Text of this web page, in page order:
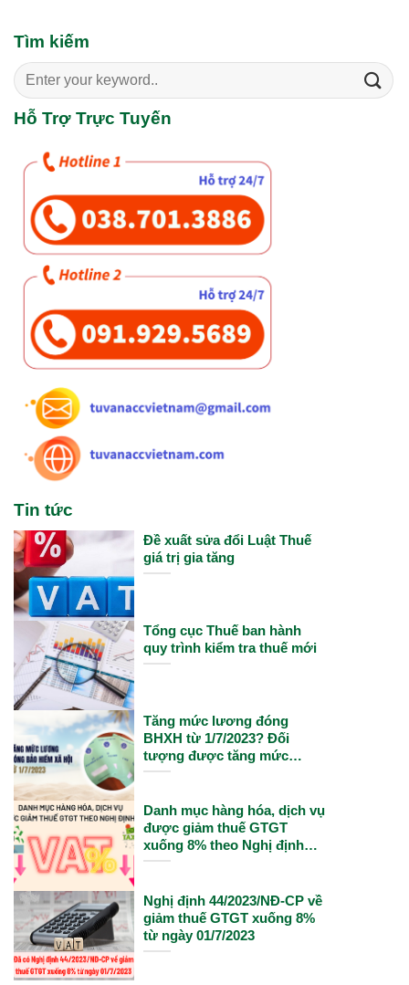
Tìm kiếm
Search
for:
Hỗ Trợ Trực Tuyến
Tin tức
Đề xuất sửa đổi Luật Thuế
giá trị gia tăng
Tổng cục Thuế ban hành
quy trình kiểm tra thuế mới
Tăng mức lương đóng
BHXH từ 1/7/2023? Đối
tượng được tăng mức
lương đóng BHXH theo
Danh mục hàng hóa, dịch vụ
được giảm thuế GTGT
xuống 8% theo Nghị định
15/2022
Nghị định 44/2023/NĐ-CP về
giảm thuế GTGT xuống 8%
từ ngày 01/7/2023